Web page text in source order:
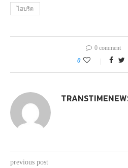
ไฮบริด
0 comment
0
previous post